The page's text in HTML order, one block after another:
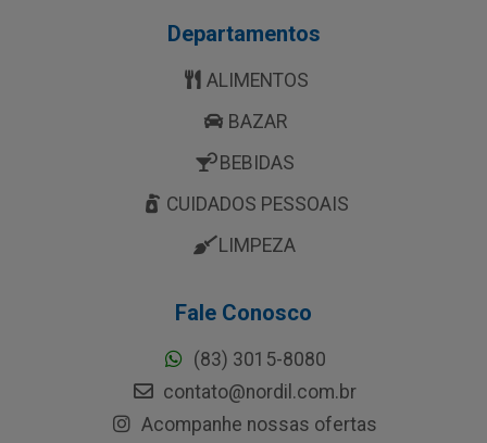
Departamentos
ALIMENTOS
BAZAR
BEBIDAS
CUIDADOS PESSOAIS
LIMPEZA
Fale Conosco
(83) 3015-8080
contato@nordil.com.br
Acompanhe nossas ofertas